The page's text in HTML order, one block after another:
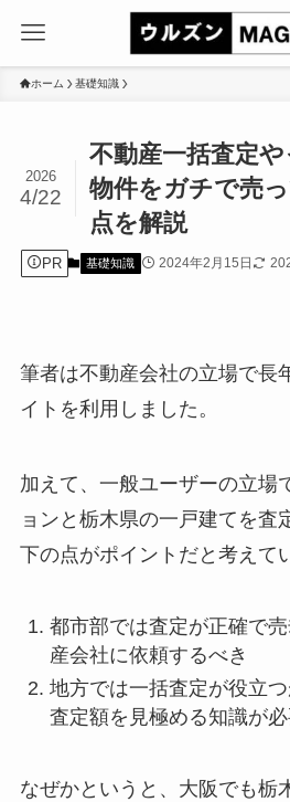
ホーム 基礎知識
不動産一括査定
物件をガチで売
点を解説
2026
4/22
PR 基礎知識 2024年2月15日
筆者は不動産会社の立場で長
イトを利用しました。
加えて、一般ユーザーの立場
ョンと栃木県の一戸建てを査
下の点がポイントだと考えて
都市部では査定が正確で
産会社に依頼するべき
地方では一括査定が役立
査定額を見極める知識が
なぜかというと、大阪でも栃